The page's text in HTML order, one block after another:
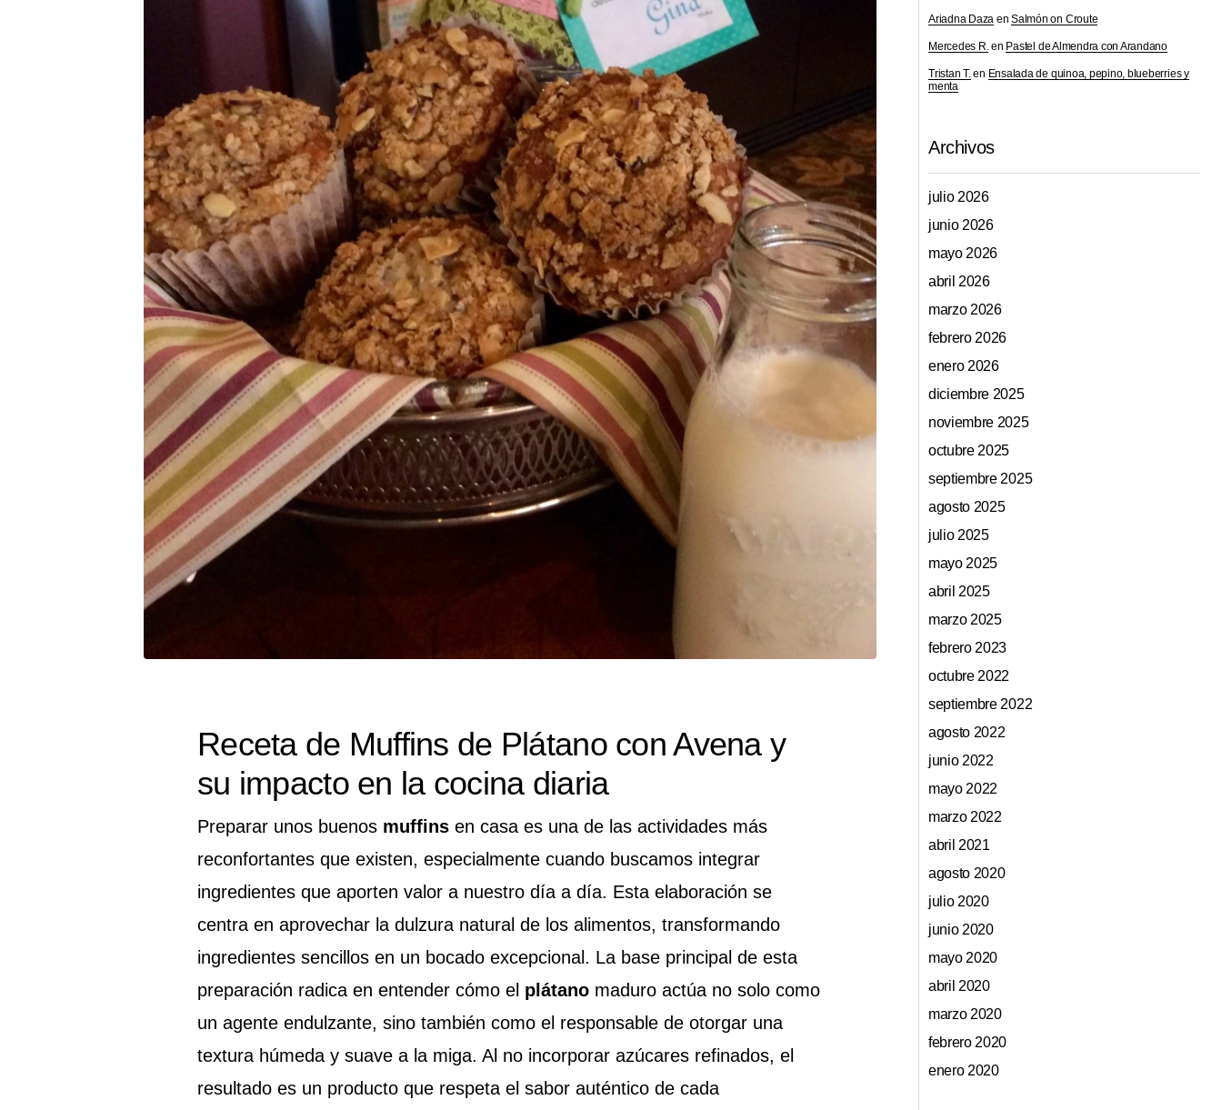
Receta de Muffins de Plátano con Avena y
su impacto en la cocina diaria
Preparar unos buenos muffins en casa es una de las actividades más
reconfortantes que existen, especialmente cuando buscamos integrar
ingredientes que aporten valor a nuestro día a día. Esta elaboración se
centra en aprovechar la dulzura natural de los alimentos, transformando
ingredientes sencillos en un bocado excepcional. La base principal de esta
preparación radica en entender cómo el plátano maduro actúa no solo como
un agente endulzante, sino también como el responsable de otorgar una
textura húmeda y suave a la miga. Al no incorporar azúcares refinados, el
resultado es un producto que respeta el sabor auténtico de cada
Ariadna Daza enSalmón on Croute
Mercedes R.en Pastel de Almendra con Arandano
Tristan T.en Ensalada de quinoa, pepino, blueberries y
menta
Archivos
julio 2026
junio 2026
mayo 2026
abril 2026
marzo 2026
febrero 2026
enero 2026
diciembre 2025
noviembre 2025
octubre 2025
septiembre 2025
agosto 2025
julio 2025
mayo 2025
abril 2025
marzo 2025
febrero 2023
octubre 2022
septiembre 2022
agosto 2022
junio 2022
mayo 2022
marzo 2022
abril 2021
agosto 2020
julio 2020
junio 2020
mayo 2020
abril 2020
marzo 2020
febrero 2020
enero 2020